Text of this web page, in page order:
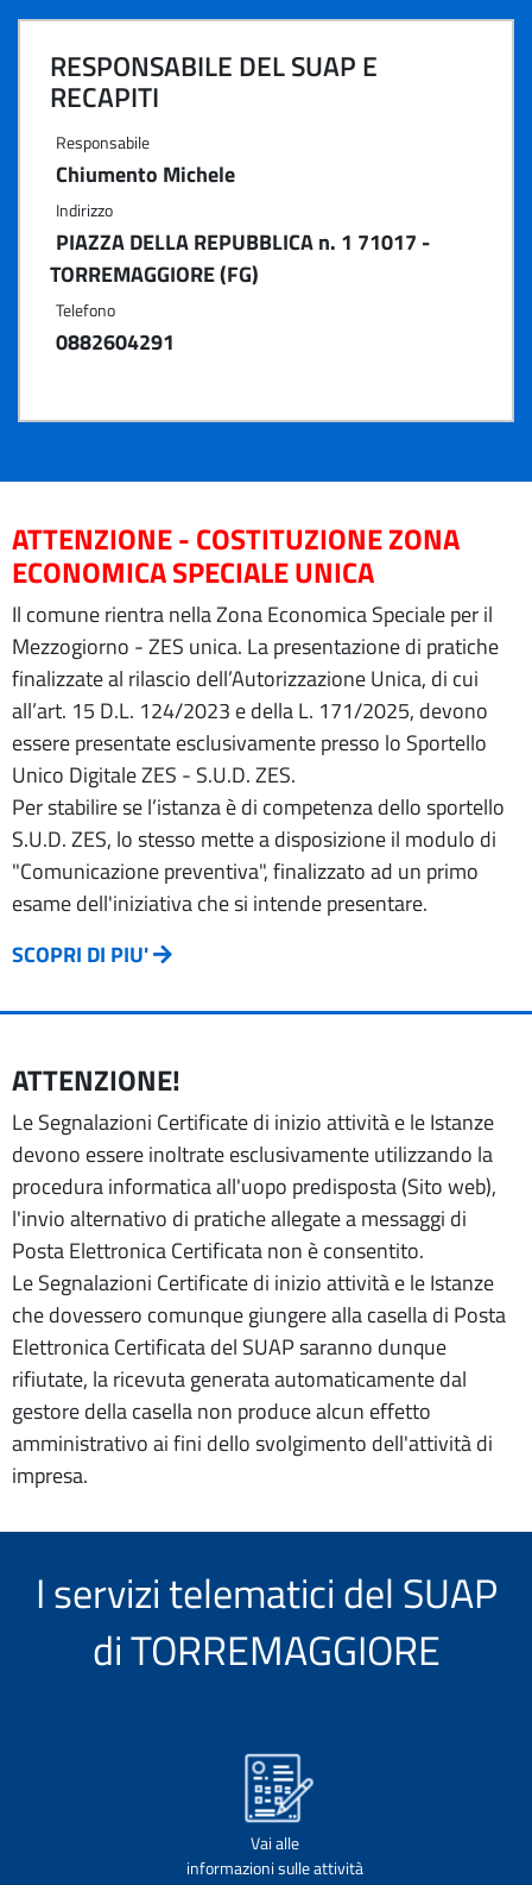
RESPONSABILE DEL SUAP E
RECAPITI
Responsabile
Chiumento Michele
Indirizzo
PIAZZA DELLA REPUBBLICA n. 1 71017 -
TORREMAGGIORE (FG)
Telefono
0882604291
ATTENZIONE - COSTITUZIONE ZONA
ECONOMICA SPECIALE UNICA
Il comune rientra nella Zona Economica Speciale per il
Mezzogiorno - ZES unica. La presentazione di pratiche
finalizzate al rilascio dell’Autorizzazione Unica, di cui
all’art. 15 D.L. 124/2023 e della L. 171/2025, devono
essere presentate esclusivamente presso lo Sportello
Unico Digitale ZES - S.U.D. ZES.
Per stabilire se l’istanza è di competenza dello sportello
S.U.D. ZES, lo stesso mette a disposizione il modulo di
"Comunicazione preventiva", finalizzato ad un primo
esame dell'iniziativa che si intende presentare.
SCOPRI DI PIU'
ATTENZIONE!
Le Segnalazioni Certificate di inizio attività e le Istanze
devono essere inoltrate esclusivamente utilizzando la
procedura informatica all'uopo predisposta (Sito web),
l'invio alternativo di pratiche allegate a messaggi di
Posta Elettronica Certificata non è consentito.
Le Segnalazioni Certificate di inizio attività e le Istanze
che dovessero comunque giungere alla casella di Posta
Elettronica Certificata del SUAP saranno dunque
rifiutate, la ricevuta generata automaticamente dal
gestore della casella non produce alcun effetto
amministrativo ai fini dello svolgimento dell'attività di
impresa.
I servizi telematici del SUAP
di TORREMAGGIORE
Vai alle
informazioni sulle attività